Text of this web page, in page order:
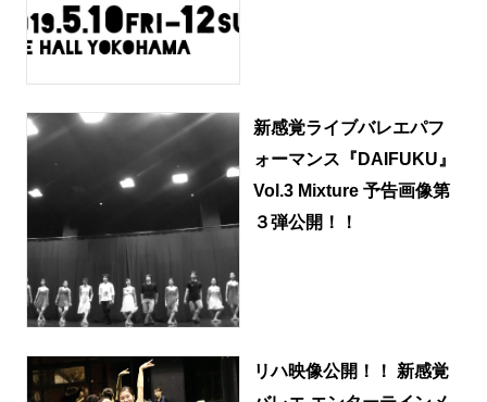
新感覚ライブバレエパフ
ォーマンス『DAIFUKU』
Vol.3 Mixture 予告画像第
３弾公開！！
リハ映像公開！！ 新感覚